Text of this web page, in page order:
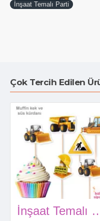
İnşaat Temalı Parti
Çok Tercih Edilen
İnşaat Temalı